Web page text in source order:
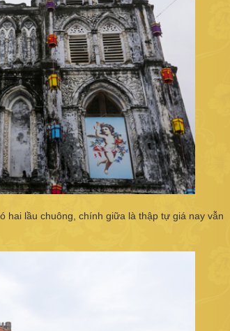
hai lầu chuông, chính giữa là thập tự giá nay vẫn